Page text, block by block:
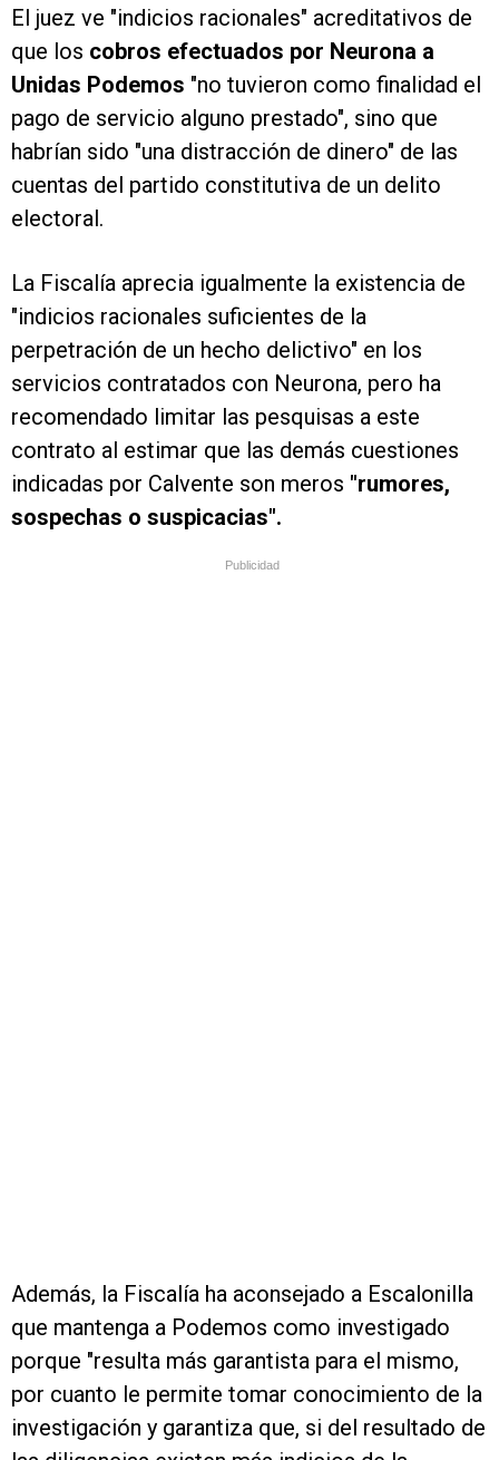
El juez ve "indicios racionales" acreditativos de
que los cobros efectuados por Neurona a
Unidas Podemos "no tuvieron como finalidad el
pago de servicio alguno prestado", sino que
habrían sido "una distracción de dinero" de las
cuentas del partido constitutiva de un delito
electoral.
La Fiscalía aprecia igualmente la existencia de
"indicios racionales suficientes de la
perpetración de un hecho delictivo" en los
servicios contratados con Neurona, pero ha
recomendado limitar las pesquisas a este
contrato al estimar que las demás cuestiones
indicadas por Calvente son meros "rumores,
sospechas o suspicacias".
Publicidad
Además, la Fiscalía ha aconsejado a Escalonilla
que mantenga a Podemos como investigado
porque "resulta más garantista para el mismo,
por cuanto le permite tomar conocimiento de la
investigación y garantiza que, si del resultado de